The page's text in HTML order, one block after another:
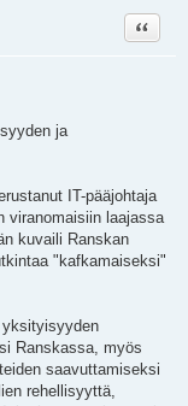
Lainaa
ja
IT-pääjohtaja
viranomaisiin laajassa
kuvaili Ranskan
"kafkamaiseksi"
yksityisyyden
Ranskassa, myös
saavuttamiseksi
rehellisyyttä,